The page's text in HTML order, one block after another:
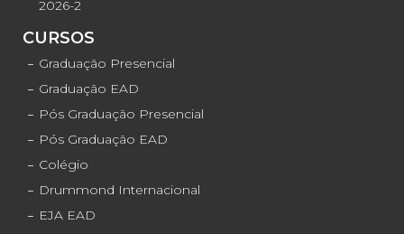
2026-2
CURSOS
Graduação Presencial
Graduação EAD
Pós Graduação Presencial
Pós Graduação EAD
Colégio
Drummond Internacional
EJA EAD